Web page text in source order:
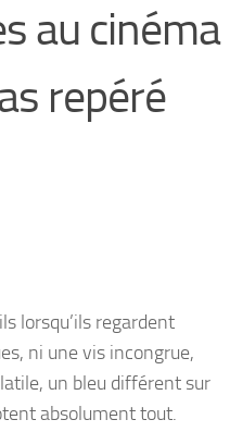
au cinéma
repéré
lorsqu’ils regardent
ni une vis incongrue,
un bleu différent sur
absolument tout.